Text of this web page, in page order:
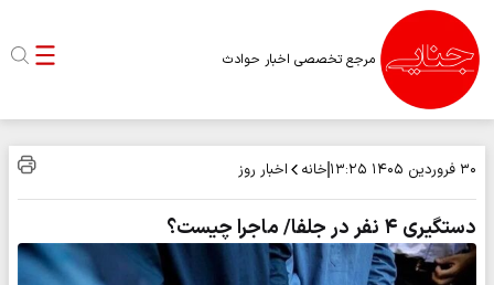
مرجع تخصصی اخبار حوادث
۳۰ فروردین ۱۴۰۵ ۱۳:۲۵ خانه اخبار روز
دستگیری ۴ نفر در جلفا/ ماجرا چیست؟